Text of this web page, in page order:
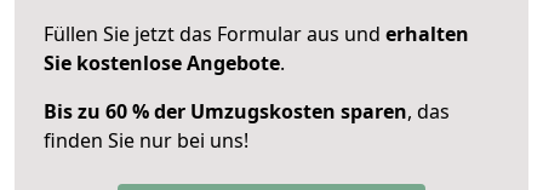
Füllen Sie jetzt das Formular aus und erhalten
Sie kostenlose Angebote.
Bis zu 60 % der Umzugskosten sparen, das
finden Sie nur bei uns!